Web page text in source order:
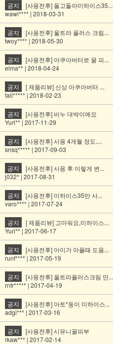
공지
[사용전후] 돌고돌아미하이스35...
wawi**** | 2018-03-31
공지
[사용전후] 울트라 플러스 크림...
twoy**** | 2018-05-30
공지
[사용전후] 아쿠아버터로 꿀 피...
elma** | 2018-04-24
공지
[ 제품리뷰] 신상 아쿠아버터 ...
fall***** | 2018-02-23
공지
[사용전후] 비누 대박이에요
Yuri** | 2017-11-29
공지
[사용전후] 사용 4개월 정도....
snsq***** | 2017-09-03
공지
[사용전후] 사용 후 이렇게 변...
j032* | 2017-08-31
공지
[사용전후] 미하이스35만 사...
varo**** | 2017-07-24
공지
[ 제품리뷰] 고마워요,미하이스...
Yuri** | 2017-06-17
공지
[사용전후] 아이가 아플때 도움...
runf**** | 2017-05-19
공지
[사용전후] 울트라플러스크림 만...
rnfr***** | 2017-04-19
공지
[사용전후] 아토*둥이 미하이스...
adgi*** | 2017-03-16
공지
[사용전후] 시유니꿀피부
rkaw*** | 2017-02-14